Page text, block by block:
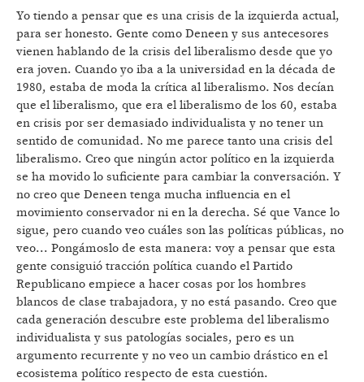
Yo tiendo a pensar que es una crisis de la izquierda actual,
para ser honesto. Gente como Deneen y sus antecesores
vienen hablando de la crisis del liberalismo desde que yo
era joven. Cuando yo iba a la universidad en la década de
1980, estaba de moda la crítica al liberalismo. Nos decían
que el liberalismo, que era el liberalismo de los 60, estaba
en crisis por ser demasiado individualista y no tener un
sentido de comunidad. No me parece tanto una crisis del
liberalismo. Creo que ningún actor político en la izquierda
se ha movido lo suficiente para cambiar la conversación. Y
no creo que Deneen tenga mucha influencia en el
movimiento conservador ni en la derecha. Sé que Vance lo
sigue, pero cuando veo cuáles son las políticas públicas, no
veo... Pongámoslo de esta manera: voy a pensar que esta
gente consiguió tracción política cuando el Partido
Republicano empiece a hacer cosas por los hombres
blancos de clase trabajadora, y no está pasando. Creo que
cada generación descubre este problema del liberalismo
individualista y sus patologías sociales, pero es un
argumento recurrente y no veo un cambio drástico en el
ecosistema político respecto de esta cuestión.